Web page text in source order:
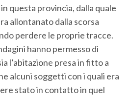
questa provincia, dalla quale
allontanato dalla scorsa
perdere le proprie tracce.
hanno permesso di
l’abitazione presa in fitto a
alcuni soggetti con i quali era
stato in contatto in quel